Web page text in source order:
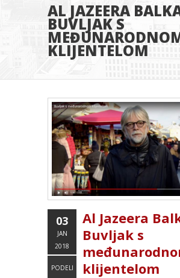
AL JAZEERA
BUVLJAK S
KLIJENTELOM
03
JAN
2018
PODELI
Al Jazeera
Buvljak s
klijentelom